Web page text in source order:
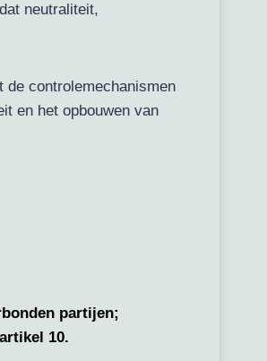
neutraliteit,
de controlemechanismen
en het opbouwen van
partijen;
10.